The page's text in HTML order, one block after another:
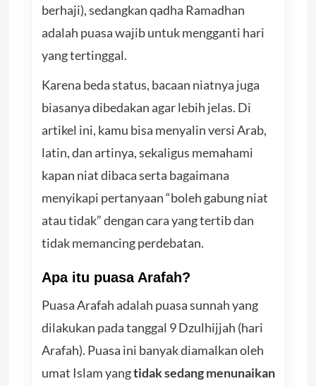
berhaji), sedangkan qadha Ramadhan
adalah puasa wajib untuk mengganti hari
yang tertinggal.
Karena beda status, bacaan niatnya juga
biasanya dibedakan agar lebih jelas. Di
artikel ini, kamu bisa menyalin versi Arab,
latin, dan artinya, sekaligus memahami
kapan niat dibaca serta bagaimana
menyikapi pertanyaan “boleh gabung niat
atau tidak” dengan cara yang tertib dan
tidak memancing perdebatan.
Apa itu puasa Arafah?
Puasa Arafah adalah puasa sunnah yang
dilakukan pada tanggal 9 Dzulhijjah (hari
Arafah). Puasa ini banyak diamalkan oleh
umat Islam yangtidak sedang menunaikan